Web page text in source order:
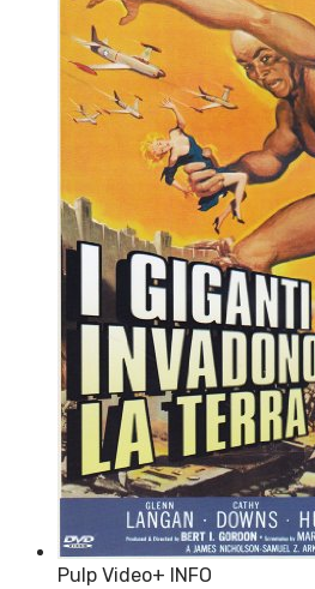
Pulp Video+ INFO